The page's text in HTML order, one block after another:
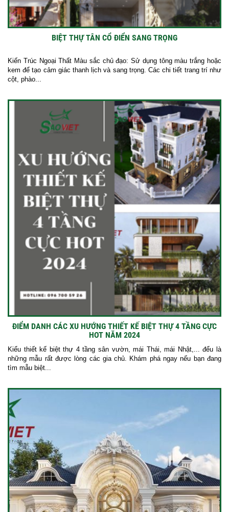
BIỆT THỰ TÂN CỔ ĐIỂN SANG TRỌNG
Kiến Trúc Ngoại Thất Màu sắc chủ đạo: Sử dụng tông màu trắng hoặc
kem để tạo cảm giác thanh lịch và sang trọng. Các chi tiết trang trí như
cột, phào...
ĐIỂM DANH CÁC XU HƯỚNG THIẾT KẾ BIỆT THỰ 4 TẦNG CỰC
HOT NĂM 2024
Kiểu thiết kế biệt thự 4 tầng sân vườn, mái Thái, mái Nhật,... đểu là
những mẫu rất được lòng các gia chủ. Khám phá ngay nếu bạn đang
tìm mẫu biệt...